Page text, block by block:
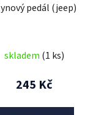
pedál (jeep)
skladem (1 ks)
245 Kč